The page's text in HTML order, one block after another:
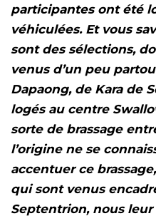
participantes ont été
véhiculées. Et vous
sont des sélections,
venus d’un peu
Dapaong, de Kara de
logés au centre
sorte de brassage
l’origine ne se
accentuer ce
qui sont venus
Septentrion, nous